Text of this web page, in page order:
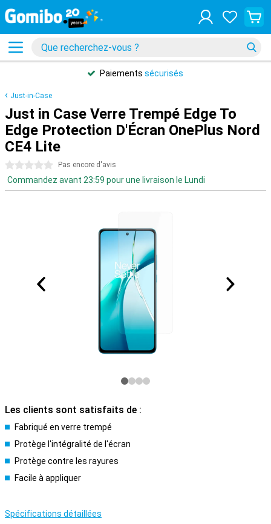
Paiements sécurisés
Just-in-Case
Just in Case Verre Trempé Edge To
Edge Protection D'Écran OnePlus Nord
CE4 Lite
0 étoiles Pas encore d'avis
Commandez avant 23:59 pour une livraison le Lundi
Les clients sont satisfaits de :
Fabriqué en verre trempé
Protège l'intégralité de l'écran
Protège contre les rayures
Facile à appliquer
Spécifications détaillées